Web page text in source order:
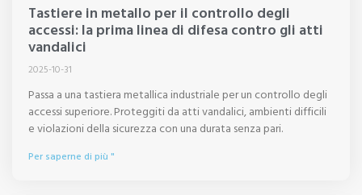
Tastiere in metallo per il controllo degli
accessi: la prima linea di difesa contro gli atti
vandalici
2025-10-31
Passa a una tastiera metallica industriale per un controllo degli
accessi superiore. Proteggiti da atti vandalici, ambienti difficili
e violazioni della sicurezza con una durata senza pari.
Per saperne di più "